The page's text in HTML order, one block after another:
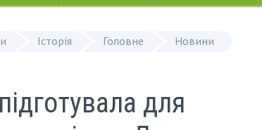
Історія Головне Новини
для